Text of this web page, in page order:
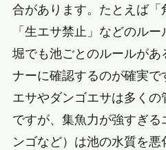
合があります。たとえば「
「生エサ禁止」などのル
堀でも池ごとのルールがあ
ナーに確認するのが確実で
エサやダンゴエサは多く
ですが、集魚力が強すぎ
ンゴなど）は池の水質を